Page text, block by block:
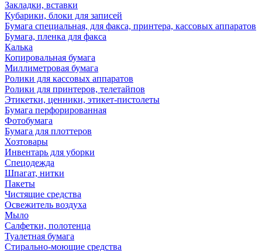
Закладки, вставки
Кубарики, блоки для записей
Бумага специальная, для факса, принтера, кассовых аппаратов
Бумага, пленка для факса
Калька
Копировальная бумага
Миллиметровая бумага
Ролики для кассовых аппаратов
Ролики для принтеров, телетайпов
Этикетки, ценники, этикет-пистолеты
Бумага перфорированная
Фотобумага
Бумага для плоттеров
Хозтовары
Инвентарь для уборки
Спецодежда
Шпагат, нитки
Пакеты
Чистящие средства
Освежитель воздуха
Мыло
Салфетки, полотенца
Туалетная бумага
Стирально-моющие средства